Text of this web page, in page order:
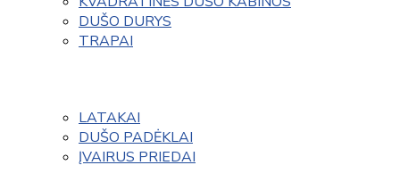
DUŠO DURYS
TRAPAI
LATAKAI
DUŠO PADĖKLAI
ĮVAIRUS PRIEDAI